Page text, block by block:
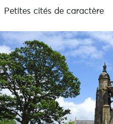
Petites cités de caractère